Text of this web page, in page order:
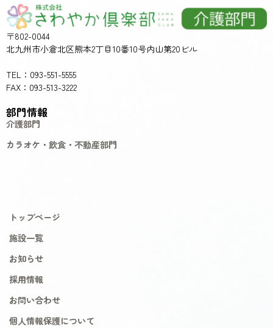
〒802-0044
北九州市小倉北区熊本2丁目10番10号内山第20ビル
TEL：093-551-5555
FAX：093-513-3222
部門情報
介護部門
カラオケ・飲食・不動産部門
トップページ
施設一覧
お知らせ
採用情報
お問い合わせ
個人情報保護について